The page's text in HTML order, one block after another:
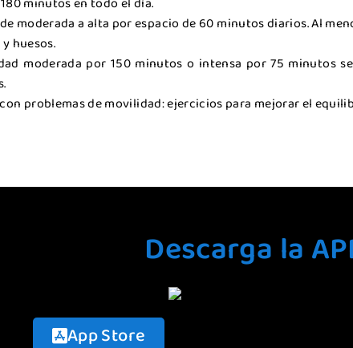
moderada a alta por espacio de 60 minutos diarios. Al
huesos.
moderada por 150 minutos o intensa por 75 minutos
problemas de movilidad: ejercicios para mejorar el
Descarga la
App Store